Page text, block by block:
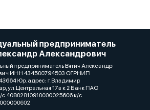
предприниматель
Александрович
предприниматель Вятич Александр
ИНН 434500794503 ОГРНИП
Юр. адрес: г. Владимир
ул.Центральная 17а к 2 Банк ПАО
40802810910000025606 к/с